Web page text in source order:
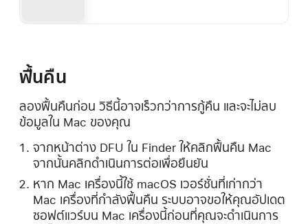
ฟื้นคืน
ลองฟื้นคืนก่อน วิธีนี้อาจเร็วกว่าการกู้คืน และจะไม่ลบ
ข้อมูลใน Mac ของคุณ
จากหน้าต่าง DFU ใน Finder ให้คลิกฟื้นคืน Mac
จากนั้นคลิกดำเนินการต่อเพื่อยืนยัน
หาก Mac เครื่องนี้ใช้ macOS เวอร์ชั่นที่เก่ากว่า
Mac เครื่องที่กำลังฟื้นคืน ระบบอาจขอให้คุณอัปเดต
ซอฟต์แวร์บน Mac เครื่องนี้ก่อนที่คุณจะดำเนินการ